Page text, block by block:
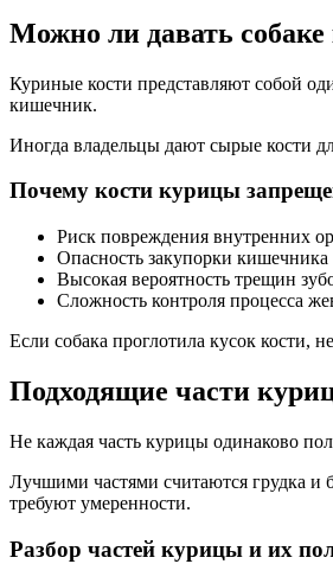
Можно ли давать
Куриные кости представляют собой
кишечник.
Иногда владельцы дают сырые кости
Почему кости курицы
Риск повреждения внутренних
Опасность закупорки кишечника
Высокая вероятность трещин
Сложность контроля процесса
Если собака проглотила кусок кости,
Подходящие части
Не каждая часть курицы одинаково
Лучшими частями считаются грудка и
требуют умеренности.
Разбор частей курицы и их